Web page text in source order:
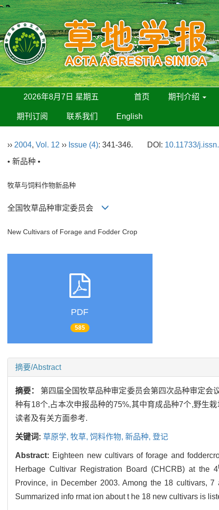
2026年8月7日 星期五 首页 期刊介绍
期刊订阅 联系我们 English
›› 2004, Vol. 12 ›› Issue (4): 341-346. DOI: 10.11733/
• 新品种 •
牧草与饲料作物新品种
全国牧草品种审定委员会
New Cultivars of Forage and Fodder Crop
PDF
585
摘要/Abstract
摘要： 第四届全国牧草品种审定委员会第四次品种审定会
种有18个,占本次申报品种的75%,其中育成品种7个,野生
读者及有关方面参考.
关键词: 草原学, 牧草, 饲料作物, 新品种, 登记
Abstract: Eighteen new cultivars of forage and
Herbage Cultivar Registration Board (CHCRB) at the 4
Province, in December 2003. Among the 18 cultivars,
Summarized info rmat ion about t he 18 new cultivars is